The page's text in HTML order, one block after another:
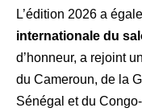
L’édition 2026 a
internationale du
d’honneur, a rejoint
du Cameroun, de la
Sénégal et du